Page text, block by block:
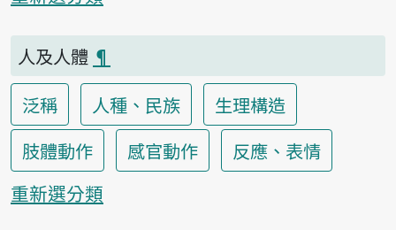
人及人體 ¶
泛稱
人種、民族
生理構造
肢體動作
感官動作
反應、表情
重新選分類